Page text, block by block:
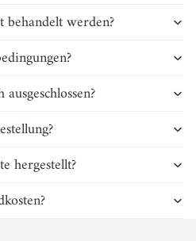
werden?
hergestellt?